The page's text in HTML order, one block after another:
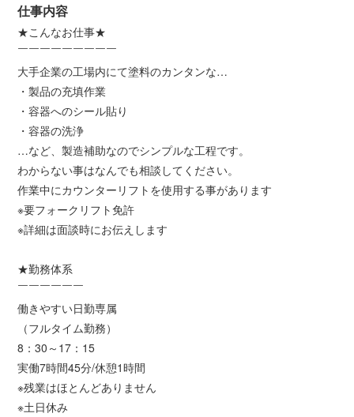
仕事内容
★こんなお仕事★
￣￣￣￣￣￣￣￣￣
大手企業の工場内にて塗料のカンタンな…
・製品の充填作業
・容器へのシール貼り
・容器の洗浄
…など、製造補助なのでシンプルな工程です。
わからない事はなんでも相談してください。
作業中にカウンターリフトを使用する事があります
※要フォークリフト免許
※詳細は面談時にお伝えします
★勤務体系
￣￣￣￣￣￣
働きやすい日勤専属
（フルタイム勤務）
8：30～17：15
実働7時間45分/休憩1時間
※残業はほとんどありません
※土日休み